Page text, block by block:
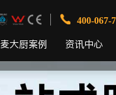
400-
麦大厨案例 资讯中心